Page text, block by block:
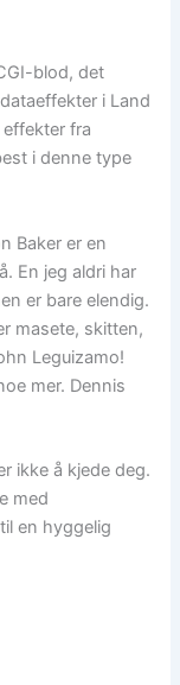
blod, det
i Land
fra
i denne type
Baker er en
En jeg aldri har
er bare elendig.
masete, skitten,
Leguizamo!
mer. Dennis
ikke å kjede deg.
med
en hyggelig